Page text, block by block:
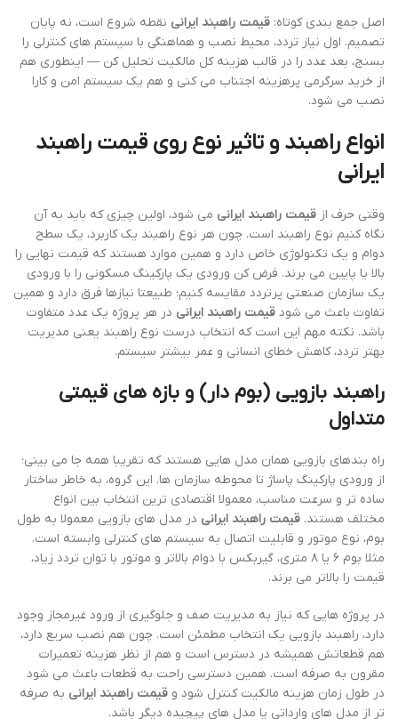
اصل جمع بندی کوتاه: قیمت راهبند ایرانی نقطه شروع است، نه پایان
تصمیم. اول نیاز تردد، محیط نصب و هماهنگی با سیستم های کنترلی را
بسنج، بعد عدد را در قالب هزینه کل مالکیت تحلیل کن — اینطوری هم
از خرید سرگرمی پرهزینه اجتناب می کنی و هم یک سیستم امن و کارا
نصب می شود.
انواع راهبند و تاثیر نوع روی قیمت راهبند
ایرانی
وقتی حرف از قیمت راهبند ایرانی می شود، اولین چیزی که باید به آن
نگاه کنیم نوع راهبند است. چون هر نوع راهبند یک کاربرد، یک سطح
دوام و یک تکنولوژی خاص دارد و همین موارد هستند که قیمت نهایی را
بالا یا پایین می برند. فرض کن ورودی یک پارکینگ مسکونی را با ورودی
یک سازمان صنعتی پرتردد مقایسه کنیم؛ طبیعتا نیازها فرق دارد و همین
تفاوت باعث می شود قیمت راهبند ایرانی در هر پروژه یک عدد متفاوت
باشد. نکته مهم این است که انتخاب درست نوع راهبند یعنی مدیریت
بهتر تردد، کاهش خطای انسانی و عمر بیشتر سیستم.
راهبند بازویی (بوم دار) و بازه های قیمتی
متداول
راه بندهای بازویی همان مدل هایی هستند که تقریبا همه جا می بینی؛
از ورودی پارکینگ پاساژ تا محوطه سازمان ها. این گروه، به خاطر ساختار
ساده تر و سرعت مناسب، معمولا اقتصادی ترین انتخاب بین انواع
مختلف هستند. قیمت راهبند ایرانی در مدل های بازویی معمولا به طول
بوم، نوع موتور و قابلیت اتصال به سیستم های کنترلی وابسته است.
مثلا بوم ۶ یا ۸ متری، گیربکس با دوام بالاتر و موتور با توان تردد زیاد،
قیمت را بالاتر می برند.
در پروژه هایی که نیاز به مدیریت صف و جلوگیری از ورود غیرمجاز وجود
دارد، راهبند بازویی یک انتخاب مطمئن است. چون هم نصب سریع دارد،
هم قطعاتش همیشه در دسترس است و هم از نظر هزینه تعمیرات
مقرون به صرفه است. همین دسترسی راحت به قطعات باعث می شود
در طول زمان هزینه مالکیت کنترل شود و قیمت راهبند ایرانی به صرفه
تر از مدل های وارداتی یا مدل های پیچیده دیگر باشد.